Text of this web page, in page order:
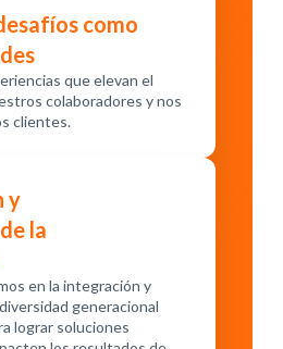
como
que elevan el
colaboradores y nos
clientes.
y
la
en la integración y
generacional
lograr soluciones